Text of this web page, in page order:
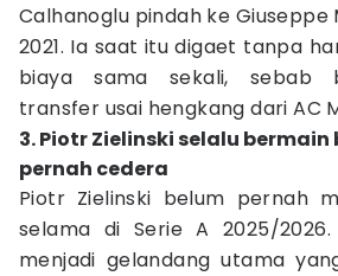
Calhanoglu pindah ke Giuseppe
2021. Ia saat itu digaet tanpa
biaya sama sekali, sebab
transfer usai hengkang dari AC
3. Piotr Zielinski selalu
pernah cedera
Piotr Zielinski belum pernah
selama di Serie A 2025/
menjadi gelandang utama